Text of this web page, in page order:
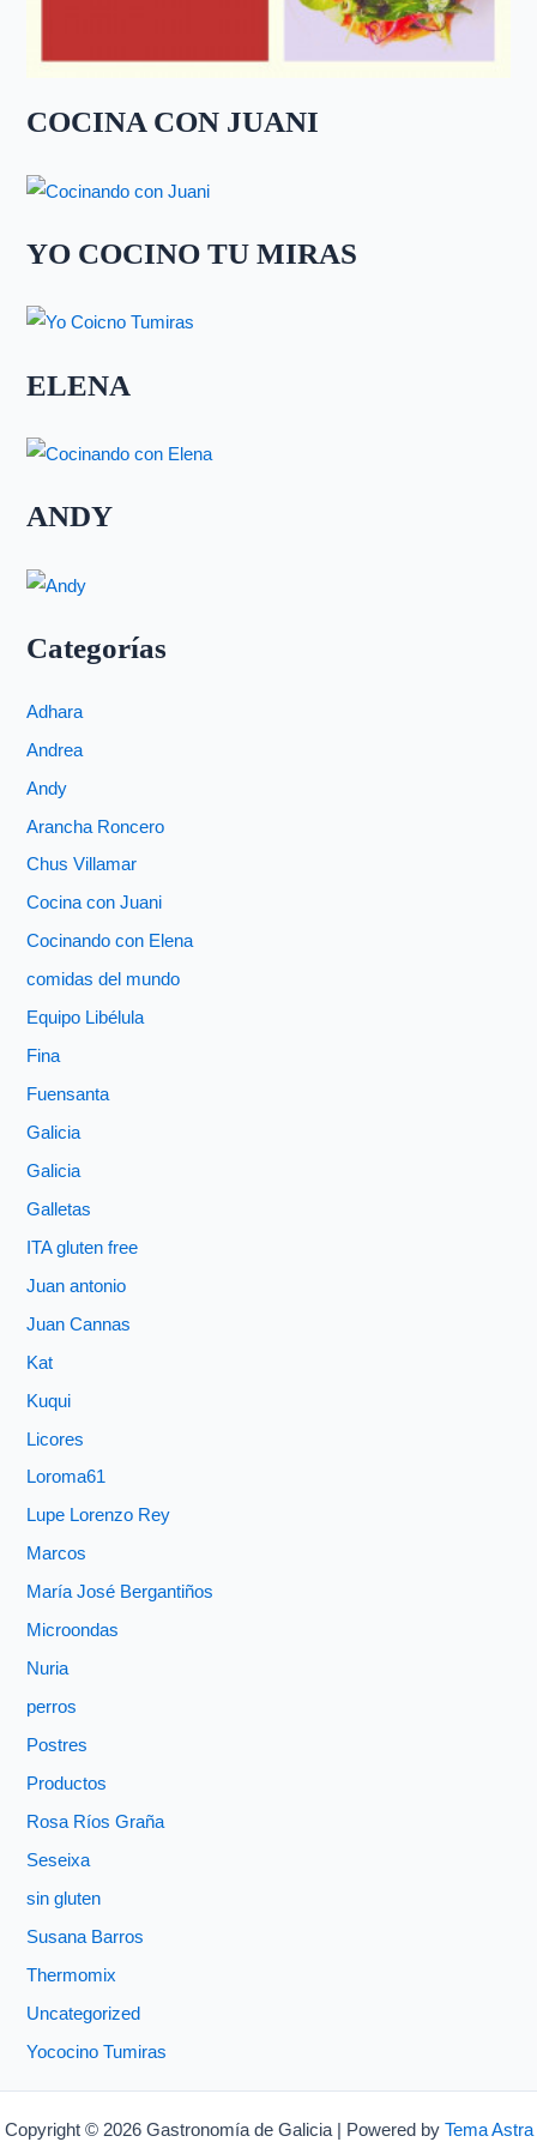
COCINA CON JUANI
YO COCINO TU MIRAS
ELENA
ANDY
Categorías
Adhara
Andrea
Andy
Arancha Roncero
Chus Villamar
Cocina con Juani
Cocinando con Elena
comidas del mundo
Equipo Libélula
Fina
Fuensanta
Galicia
Galicia
Galletas
ITA gluten free
Juan antonio
Juan Cannas
Kat
Kuqui
Licores
Loroma61
Lupe Lorenzo Rey
Marcos
María José Bergantiños
Microondas
Nuria
perros
Postres
Productos
Rosa Ríos Graña
Seseixa
sin gluten
Susana Barros
Thermomix
Uncategorized
Yococino Tumiras
Copyright © 2026 Gastronomía de Galicia | Powered by Tema Astra